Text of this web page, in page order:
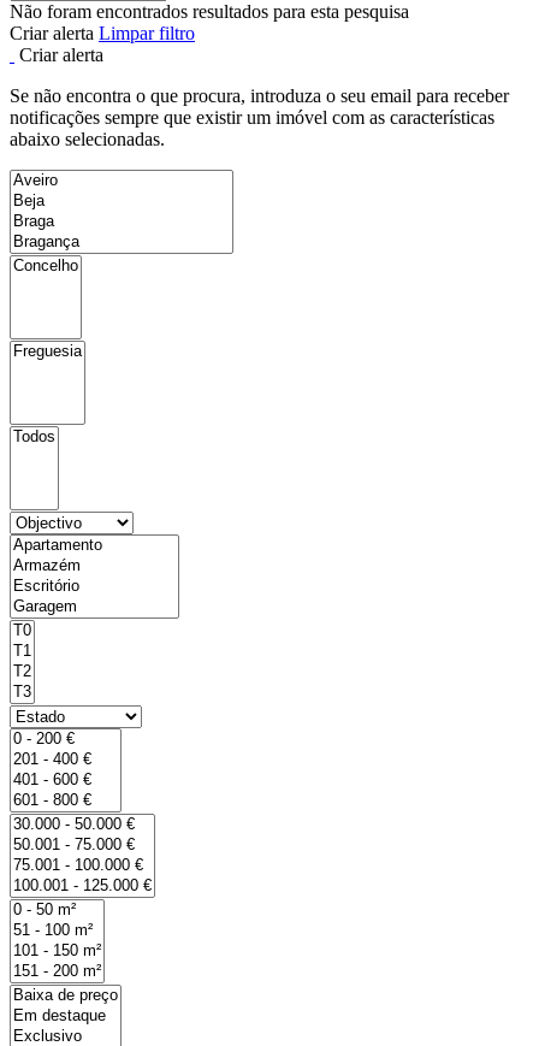
Não foram encontrados resultados para esta pesquisa
Criar alerta Limpar filtro
Criar alerta
Se não encontra o que procura, introduza o seu email para receber
notificações sempre que existir um imóvel com as características
abaixo selecionadas.